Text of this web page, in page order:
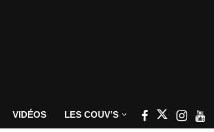
VIDÉOS LES COUV’S